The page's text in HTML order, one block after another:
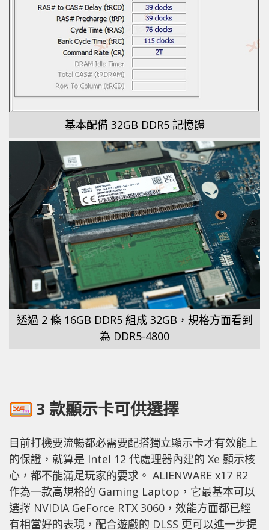
基本配備 32GB DDR5 記憶體
透過 2 條 16GB DDR5 組成 32GB，規格方面看到
為 DDR5-4800
3 款顯示卡可供選擇
目前打機要流暢都必需要配搭獨立顯示卡才有效能上
的保證，就算是 Intel 12 代處理器內建的 Xe 顯示核
心，都不能滿足玩家的要求。 ALIENWARE x17 R2
作為一款高規格的 Gaming Laptop，它最基本可以
選擇 NVIDIA GeForce RTX 3060，效能方面都已經
有相當好的表現，配合遊戲的 DLSS 更可以進一步提